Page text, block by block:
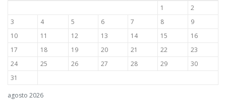
agosto 2026
1
2
3
4 5 6 7 8
9
10
11 12 13 14 15
16
17
18 19 20 21 22
23
24
25 26 27 28 29
30
31